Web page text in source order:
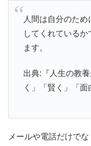
人間は自分のた
してくれている
ます。
出典:『人生の教
く」「賢く」「
メールや電話だけで